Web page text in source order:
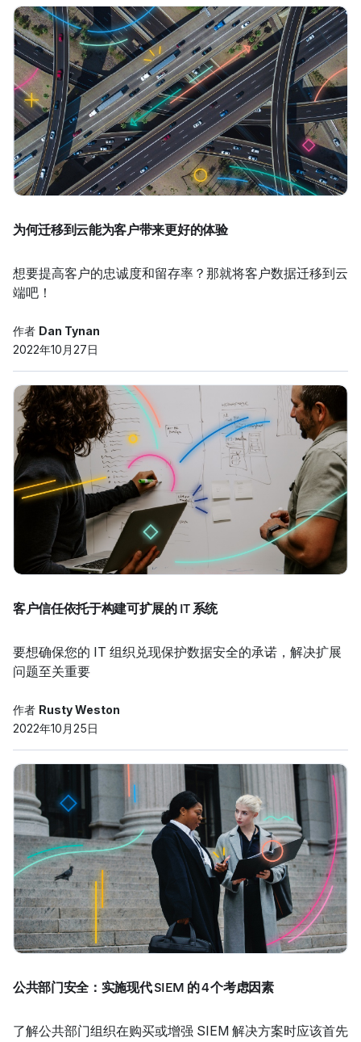
为何迁移到云能为客户带来更好的体验
想要提高客户的忠诚度和留存率？那就将客户数据迁移到云
端吧！
作者 Dan Tynan
2022年10月27日
客户信任依托于构建可扩展的 IT 系统
要想确保您的 IT 组织兑现保护数据安全的承诺，解决扩展
问题至关重要
作者 Rusty Weston
2022年10月25日
公共部门安全：实施现代 SIEM 的 4 个考虑因素
了解公共部门组织在购买或增强 SIEM 解决方案时应该首先